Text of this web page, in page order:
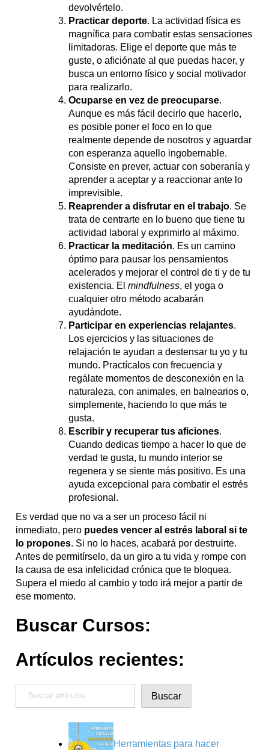
devolvértelo.
Practicar deporte. La actividad física es
magnífica para combatir estas sensaciones
limitadoras. Elige el deporte que más te
guste, o aficiónate al que puedas hacer, y
busca un entorno físico y social motivador
para realizarlo.
Ocuparse en vez de preocuparse.
Aunque es más fácil decirlo que hacerlo,
es posible poner el foco en lo que
realmente depende de nosotros y aguardar
con esperanza aquello ingobernable.
Consiste en prever, actuar con soberanía y
aprender a aceptar y a reaccionar ante lo
imprevisible.
Reaprender a disfrutar en el trabajo. Se
trata de centrarte en lo bueno que tiene tu
actividad laboral y exprimirlo al máximo.
Practicar la meditación. Es un camino
óptimo para pausar los pensamientos
acelerados y mejorar el control de ti y de tu
existencia. Elmindfulness, el yoga o
cualquier otro método acabarán
ayudándote.
Participar en experiencias relajantes.
Los ejercicios y las situaciones de
relajación te ayudan a destensar tu yo y tu
mundo. Practícalos con frecuencia y
regálate momentos de desconexión en la
naturaleza, con animales, en balnearios o,
simplemente, haciendo lo que más te
gusta.
Escribir y recuperar tus aficiones.
Cuando dedicas tiempo a hacer lo que de
verdad te gusta, tu mundo interior se
regenera y se siente más positivo. Es una
ayuda excepcional para combatir el estrés
profesional.
Es verdad que no va a ser un proceso fácil ni
inmediato, pero puedes vencer al estrés laboral si te
lo propones. Si no lo haces, acabará por destruirte.
Antes de permitírselo, da un giro a tu vida y rompe con
la causa de esa infelicidad crónica que te bloquea.
Supera el miedo al cambio y todo irá mejor a partir de
ese momento.
Buscar Cursos:
Artículos recientes:
Buscar
Herramientas para hacer